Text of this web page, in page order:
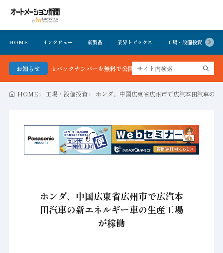
HOME インタビュー 新製品 業界トピックス 工場・設備投資
お知らせ
新号＆バックナンバーを無料で公開中 詳細はこちら
HOME 工場・設備投資 ホンダ、中国広東省広州市で広汽本田汽車の
ホンダ、中国広東省広州市で広汽本
田汽車の新エネルギー車の生産工場
が稼働